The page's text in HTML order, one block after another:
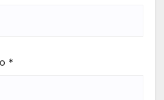
*